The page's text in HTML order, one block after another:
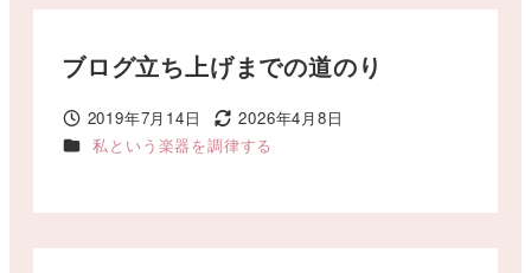
ブログ立ち上げまでの道のり
投稿日
2019年7月14日
更新日
2026年4月8日
カテゴリー
私という楽器を調律する